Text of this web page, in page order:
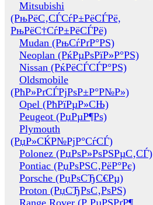
Mitsubishi
(РњРёС‚СЃСѓР±РёСЃРё,
РњРёС†СѓР±РёСЃРё)
Mudan (РњСѓРґР°РЅ)
Neoplan (РќРµРѕРїР»Р°РЅ)
Nissan (РќРёСЃСЃР°РЅ)
Oldsmobile
(РћР»РґСЃРјРѕР±Р°Р№Р»)
Opel (РћРїРµР»СЊ)
Peugeot (РџРµР¶Рѕ)
Plymouth
(РџР»СЌР№РјР°СѓСЃ)
Polonez (РџРѕР»РѕРЅРµС‚СЃ)
Pontiac (РџРѕРЅС‚РёР°Рє)
Porsche (РџРѕСЂС€Рµ)
Proton (РџСЂРѕС‚РѕРЅ)
Range Rover (Р РµРЅРґР¶